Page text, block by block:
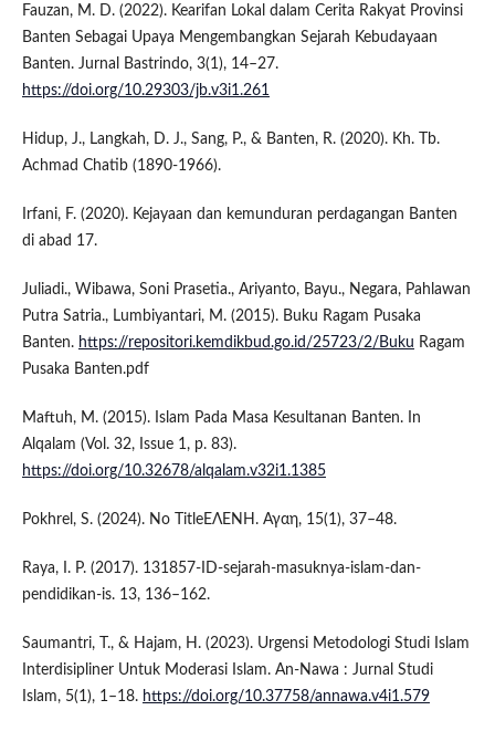
Fauzan, M. D. (2022). Kearifan Lokal dalam Cerita Rakyat Provinsi
Banten Sebagai Upaya Mengembangkan Sejarah Kebudayaan
Banten. Jurnal Bastrindo, 3(1), 14–27.
https://doi.org/10.29303/jb.v3i1.261
Hidup, J., Langkah, D. J., Sang, P., & Banten, R. (2020). Kh. Tb.
Achmad Chatib (1890-1966).
Irfani, F. (2020). Kejayaan dan kemunduran perdagangan Banten
di abad 17.
Juliadi., Wibawa, Soni Prasetia., Ariyanto, Bayu., Negara, Pahlawan
Putra Satria., Lumbiyantari, M. (2015). Buku Ragam Pusaka
Banten. https://repositori.kemdikbud.go.id/25723/2/Buku Ragam
Pusaka Banten.pdf
Maftuh, M. (2015). Islam Pada Masa Kesultanan Banten. In
Alqalam (Vol. 32, Issue 1, p. 83).
https://doi.org/10.32678/alqalam.v32i1.1385
Pokhrel, S. (2024). No TitleΕΛΕΝΗ. Αγαη, 15(1), 37–48.
Raya, I. P. (2017). 131857-ID-sejarah-masuknya-islam-dan-
pendidikan-is. 13, 136–162.
Saumantri, T., & Hajam, H. (2023). Urgensi Metodologi Studi Islam
Interdisipliner Untuk Moderasi Islam. An-Nawa : Jurnal Studi
Islam, 5(1), 1–18. https://doi.org/10.37758/annawa.v4i1.579